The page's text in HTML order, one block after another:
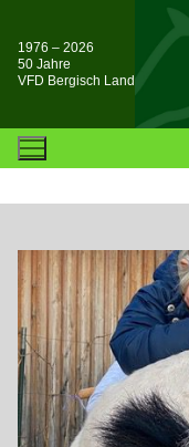
Inhalt
springen
1976 – 2026
50 Jahre
VFD Bergisch Land